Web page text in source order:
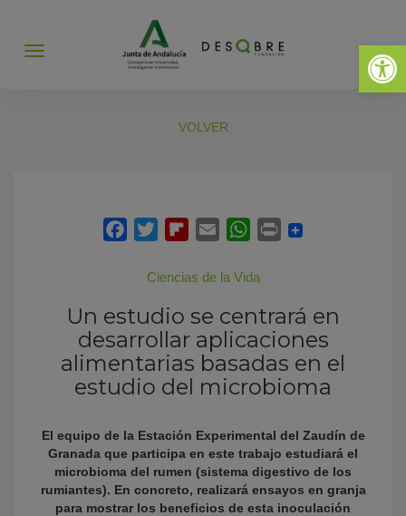
Abrir
Abrir
VOLVER
Ciencias de la Vida
Un estudio se centrará en
desarrollar aplicaciones
alimentarias basadas en el
estudio del microbioma
El equipo de la Estación Experimental del Zaudín de
Granada que participa en este trabajo estudiará el
microbioma del rumen (sistema digestivo de los
rumiantes). En concreto, realizará ensayos en granja
para mostrar los beneficios de esta inoculación